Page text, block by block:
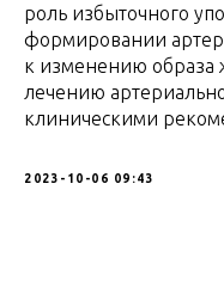
роль избыточного
формировании
к изменению образа
лечению
клиническими
2023-10-06 09:43